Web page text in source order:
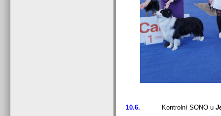
10.6. Kontrolní SONO u